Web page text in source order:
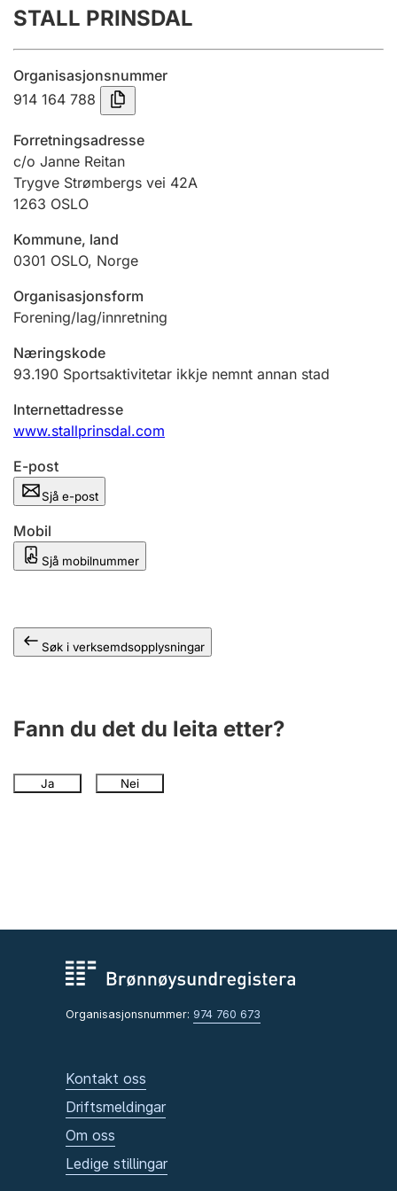
Innsending og forseinkingsgebyr
Tinglysing
Jeger
Betaling og jegeravgiftskort
Ektepaktrettleiaren
STALL PRINSDAL
Organisasjonsnummer
914 164 788
Forretningsadresse
c/o Janne Reitan
Trygve Strømbergs vei 42A
1263 OSLO
Kommune, land
0301 OSLO, Norge
Organisasjonsform
Forening/lag/innretning
Næringskode
93.190 Sportsaktivitetar ikkje nemnt annan stad
Internettadresse
www.stallprinsdal.com
E-post
Sjå e-post
Mobil
Sjå mobilnummer
Søk i verksemdsopplysningar
Fann du det du leita etter?
Ja Nei
Organisasjonsnummer: 974 760 673
Kontakt oss
Driftsmeldingar
Om oss
Ledige stillingar